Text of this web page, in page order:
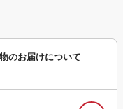
のお届けについて